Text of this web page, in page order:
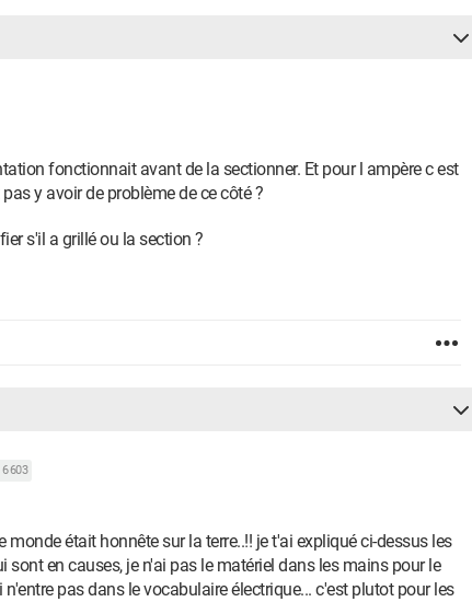
fonctionnait avant de la sectionner. Et pour l ampère c est
y avoir de problème de ce côté ?
s'il a grillé ou la section ?
6 603
monde était honnête sur la terre..!! je t'ai expliqué ci-dessus les
sont en causes, je n'ai pas le matériel dans les mains pour le
pas dans le vocabulaire électrique... c'est plutot pour les